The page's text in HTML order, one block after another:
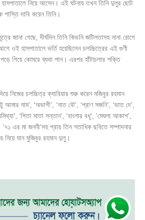
হাসপাতালে নিয়ে আসেন। এই ঘটনায় তখন তিনি দুলুর ছোট
শাস্তি দাবি করেন তিনি।
জানা গেছে, দীর্ঘদিন তিনি কিডনি জটিলতাসহ নানা রোগে
ওই হাসপাতালে ভর্তি হয়েছিলেন চলচ্চিত্রের এই গুণী
গিয়ে কোমরে ব্যথা পান। এরপর হাঁটাচলার শক্তি
নিজের চলচ্চিত্র ক্যারিয়ার শুরু করেন মজিবুর রহমান
আমার নাম’, ‘অভাগী’, ‘নাত বৌ’, ‘প্রাণ সজনি’, ‘ভাত দে’,
‘পিতা মাতা সন্তান’, ‘বাংলার বধূ’, ‘মেঘলা আকাশ’,
‘৭১ এর মা জননী’সহ প্রায় তিন শতাধিক ছবিতে সম্পাদনার
যান মুজিবুর রহমান দুলু।